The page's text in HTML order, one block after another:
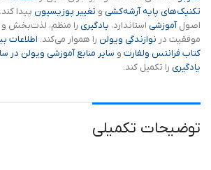
تکنیک‌های پایه آرشه‌کشی و تغییر پوزیسیون پیدا
اصولآموزشی استاندارد، یادگیری را منظم، لذت‌بخش و
موفقیت در نوازندگی ویولن را هموار می‌کند. اطلاعات
کتاب فرانتس ولفارت و سایر منابع آموزشی ویولن در
یادگیری را تکمیل کند.
توضیحات تکمیلی